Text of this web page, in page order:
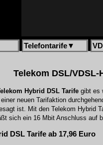
Telefontarife▼
Telekom DSL/
Hybrid DSL Tarife gibt es
neuen Tarifaktion
ist. Mit den Telekom Hybrid
sich ein 16 Mbit Anschluss auf
DSL Tarife ab 17,96 Euro